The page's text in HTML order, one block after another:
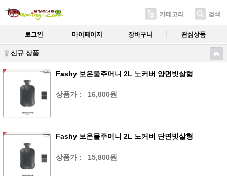
카테고리 검색
로그인 마이페이지 장바구니 관심상품
신규 상품
Fashy 보온물주머니 2L 노커버 양면빗살형
상품가 : 16,800원
Fashy 보온물주머니 2L 노커버 단면빗살형
상품가 : 15,800원